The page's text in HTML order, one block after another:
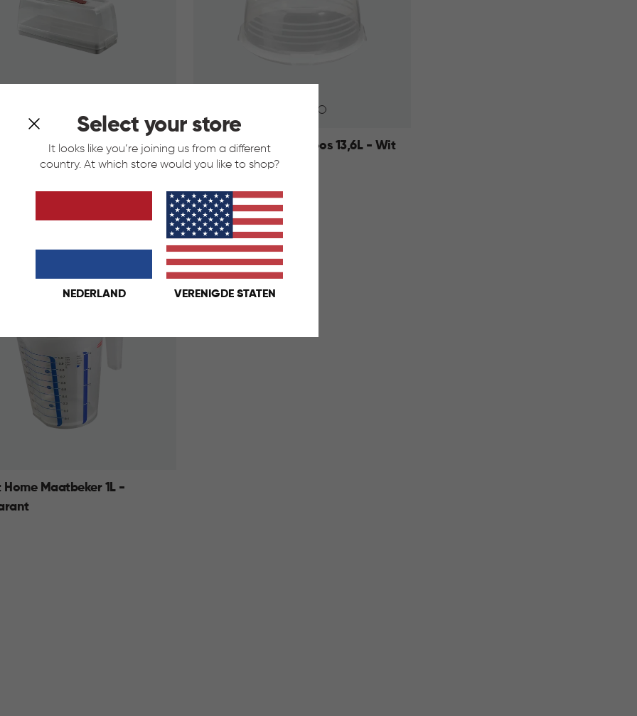
Select your store
It looks like you’re joining us from a different
country. At which store would you like to shop?
NEDERLAND VERENIGDE STATEN
Cake Bewaardoos 7L -
Chef at Home Taartdoos 13,6L - Wit
Sneeuw
€
12,95
€ 12,95
IN
WINKELMAND
Maatbeker 1L -